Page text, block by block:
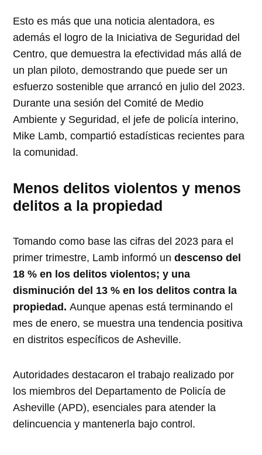
Esto es más que una noticia alentadora, es
además el logro de la Iniciativa de Seguridad del
Centro, que demuestra la efectividad más allá de
un plan piloto, demostrando que puede ser un
esfuerzo sostenible que arrancó en julio del 2023.
Durante una sesión del Comité de Medio
Ambiente y Seguridad, el jefe de policía interino,
Mike Lamb, compartió estadísticas recientes para
la comunidad.
Menos delitos violentos y menos
delitos a la propiedad
Tomando como base las cifras del 2023 para el
primer trimestre, Lamb informó undescenso del
18 % en los delitos violentos; y una
disminución del 13 % en los delitos contra la
propiedad.Aunque apenas está terminando el
mes de enero, se muestra una tendencia positiva
en distritos específicos de Asheville.
Autoridades destacaron el trabajo realizado por
los miembros del Departamento de Policía de
Asheville (APD), esenciales para atender la
delincuencia y mantenerla bajo control.